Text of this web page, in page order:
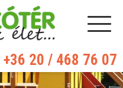
+36 20 / 468 76 07